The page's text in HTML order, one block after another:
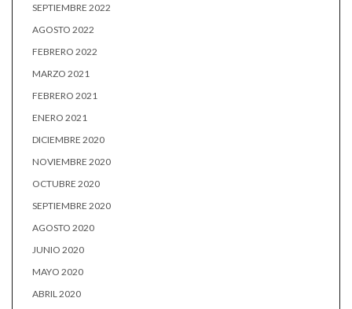
SEPTIEMBRE 2022
AGOSTO 2022
FEBRERO 2022
MARZO 2021
FEBRERO 2021
ENERO 2021
DICIEMBRE 2020
NOVIEMBRE 2020
OCTUBRE 2020
SEPTIEMBRE 2020
AGOSTO 2020
JUNIO 2020
MAYO 2020
ABRIL 2020